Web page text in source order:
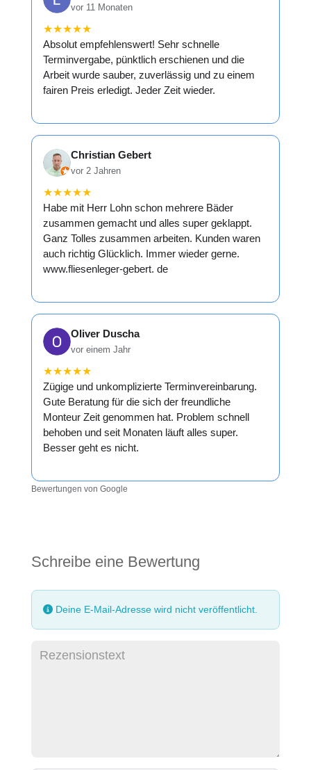
vor 11 Monaten
★★★★★
Absolut empfehlenswert! Sehr schnelle
Terminvergabe, pünktlich erschienen und die
Arbeit wurde sauber, zuverlässig und zu einem
fairen Preis erledigt. Jeder Zeit wieder.
Christian Gebert
vor 2 Jahren
★★★★★
Habe mit Herr Lohn schon mehrere Bäder
zusammen gemacht und alles super geklappt.
Ganz Tolles zusammen arbeiten. Kunden waren
auch richtig Glücklich. Immer wieder gerne.
www.fliesenleger-gebert. de
Oliver Duscha
vor einem Jahr
★★★★★
Zügige und unkomplizierte Terminvereinbarung.
Gute Beratung für die sich der freundliche
Monteur Zeit genommen hat. Problem schnell
behoben und seit Monaten läuft alles super.
Besser geht es nicht.
Bewertungen von Google
Schreibe eine Bewertung
Deine E-Mail-Adresse wird nicht veröffentlicht.